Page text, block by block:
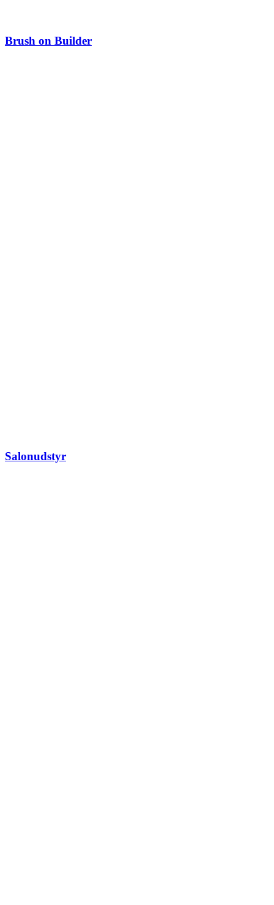
Brush on Builder
Salonudstyr